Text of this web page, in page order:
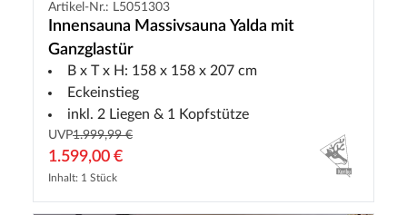
Artikel-Nr.: L5051303
Innensauna Massivsauna Yalda mit
Ganzglastür
B x T x H: 158 x 158 x 207 cm
Eckeinstieg
inkl. 2 Liegen & 1 Kopfstütze
UVP1.999,99 €
1.599,00 €
Inhalt: 1 Stück